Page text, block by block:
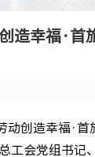
造幸福·首
创造幸福·首
工会党组书记